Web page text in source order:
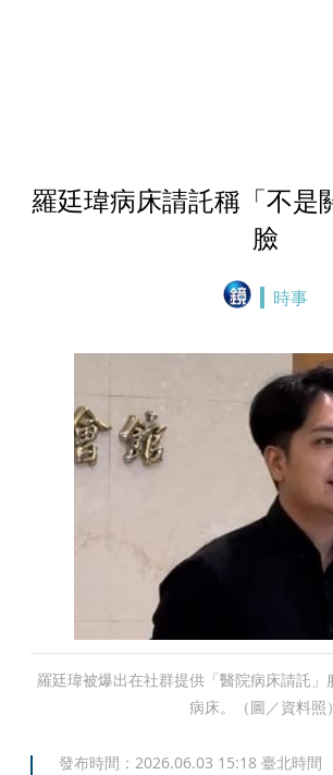
羅廷瑋病床請託稱「不是
臉
時事
羅廷瑋被爆出在社群提供「醫院病床請託
病床。（圖／資料照）
發布時間： 2026.06.03 15:18 臺北時間